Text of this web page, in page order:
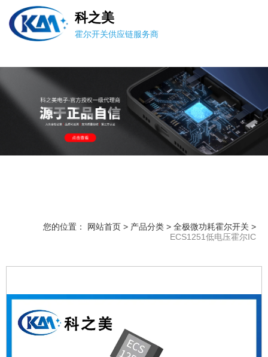
科之美
霍尔开关供应链服务商
您的位置： 网站首页 > 产品分类 > 全极微功耗霍尔开关 >
ECS1251低电压霍尔IC